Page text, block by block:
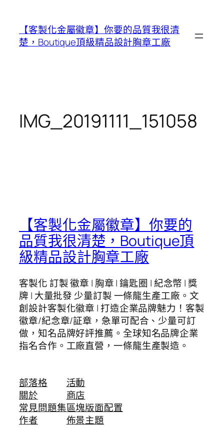
【客製化金屬徽章】你要的品質我很清
楚，Boutique頂級精品設計胸章工廠
IMG_20191111_151058
【客製化金屬徽章】你要的
品質我很清楚，Boutique頂
級精品設計胸章工廠
客製化 訂製 徽章 | 胸章 | 鑰匙圈 | 紀念幣 | 獎
牌 | 大量批發 少量訂製 一條龍生產工廠。文
創設計客製化徽章 | 打造企業品牌魅力！客製
徽章/紀念章/証章，急單可配合、少量可訂
做，知名品牌好評推薦。全球知名品牌企業
指名合作。工廠直營，一條龍生產製造。
部落格
關於
常見問題集
作者
活動
商店
區塊版面配置
佈景主題